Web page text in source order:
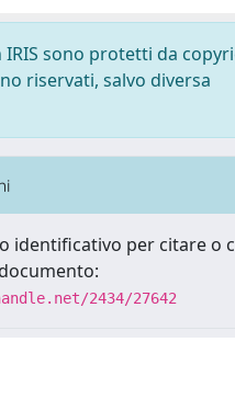
sono protetti da
riservati, salvo diversa
identificativo per citare o
2434/27642